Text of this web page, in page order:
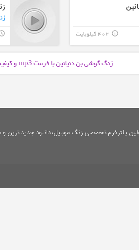
402 کیلوبایت info_outline
زنگ گوشی بن دنیانین با فرمت mp3 و
پلترفرم تخصصی زنگ موبایل، دانلود جدید